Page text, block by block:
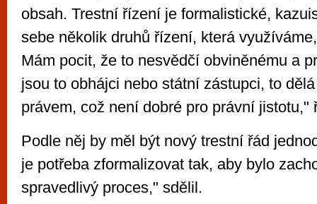
obsah. Trestní řízení je formalistické,
sebe několik druhů řízení, která
Mám pocit, že to nesvědčí obviněnému a
jsou to obhájci nebo státní zástupci, to
právem, což není dobré pro právní jistotu,"
Podle něj by měl být nový trestní řád
je potřeba zformalizovat tak, aby bylo
spravedlivý proces," sdělil.